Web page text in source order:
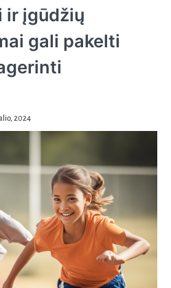
ir įgūdžių
gali pakelti
2024